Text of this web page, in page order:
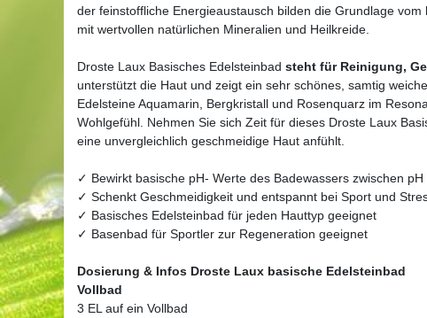
der feinstoffliche Energieaustausch bilden die Grundlage
mit wertvollen natürlichen Mineralien und Heilkreide.
Droste Laux Basisches Edelsteinbad steht für Reinigung,
unterstützt die Haut und zeigt ein sehr schönes, samtig
Edelsteine Aquamarin, Bergkristall und Rosenquarz im
Wohlgefühl. Nehmen Sie sich Zeit für dieses Droste Laux
eine unvergleichlich geschmeidige Haut anfühlt.
✓ Bewirkt basische pH- Werte des Badewassers zwischen
✓ Schenkt Geschmeidigkeit und entspannt bei Sport und
✓ Basisches Edelsteinbad für jeden Hauttyp geeignet
✓ Basenbad für Sportler zur Regeneration geeignet
Dosierung & Infos Droste Laux basische Edelsteinbad
Vollbad
3 EL auf ein Vollbad